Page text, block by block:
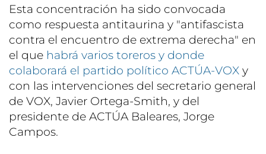
Esta concentración ha sido convocada
como respuesta antitaurina y "antifascista
contra el encuentro de extrema derecha" en
el que habrá varios toreros y donde
colaborará el partido político ACTÚA-VOX y
con las intervenciones del secretario general
de VOX, Javier Ortega-Smith, y del
presidente de ACTÚA Baleares, Jorge
Campos.